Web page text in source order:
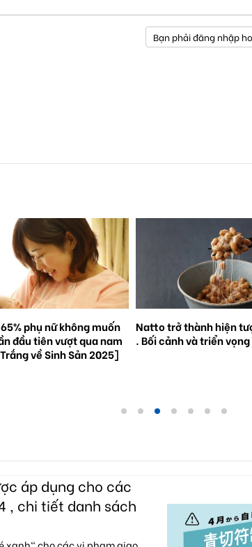
Bạn phải đăng nhập
phụ nữ không muốn
đầu tiên vượt qua nam
về Sinh Sản 2025]
Natto trở thành hiện
. Bối cảnh và triển
áp dụng cho các
, chi tiết danh sách